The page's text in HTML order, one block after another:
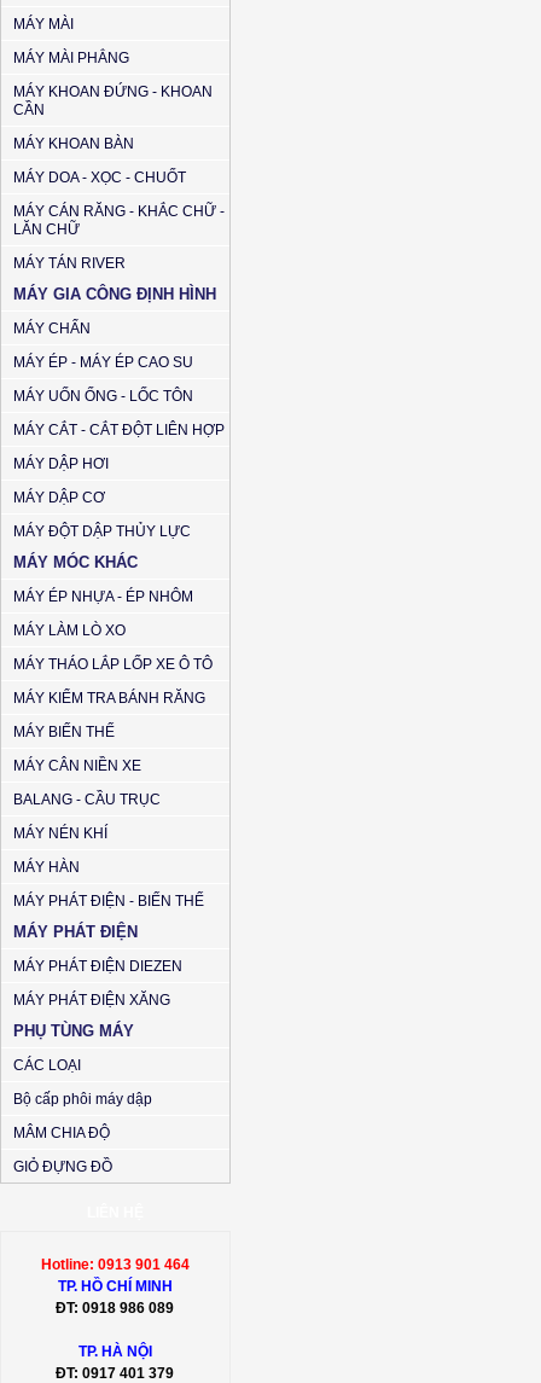
MÁY MÀI
MÁY MÀI PHẲNG
MÁY KHOAN ĐỨNG - KHOAN
CẦN
MÁY KHOAN BÀN
MÁY DOA - XỌC - CHUỐT
MÁY CÁN RĂNG - KHẮC CHỮ -
LĂN CHỮ
MÁY TÁN RIVER
MÁY GIA CÔNG ĐỊNH HÌNH
MÁY CHẤN
MÁY ÉP - MÁY ÉP CAO SU
MÁY UỐN ỐNG - LỐC TÔN
MÁY CẮT - CẮT ĐỘT LIÊN HỢP
MÁY DẬP HƠI
MÁY DẬP CƠ
MÁY ĐỘT DẬP THỦY LỰC
MÁY MÓC KHÁC
MÁY ÉP NHỰA - ÉP NHÔM
MÁY LÀM LÒ XO
MÁY THÁO LẮP LỐP XE Ô TÔ
MÁY KIỂM TRA BÁNH RĂNG
MÁY BIẾN THẾ
MÁY CÂN NIỀN XE
BALANG - CẦU TRỤC
MÁY NÉN KHÍ
MÁY HÀN
MÁY PHÁT ĐIỆN - BIẾN THẾ
MÁY PHÁT ĐIỆN
MÁY PHÁT ĐIỆN DIEZEN
MÁY PHÁT ĐIỆN XĂNG
PHỤ TÙNG MÁY
CÁC LOẠI
Bộ cấp phôi máy dập
MÂM CHIA ĐỘ
GIỎ ĐỰNG ĐỒ
Hotline: 0913 901 464
TP. HỒ CHÍ MINH
ĐT:0918 986 089
TP. HÀ NỘI
ĐT:0917 401 379